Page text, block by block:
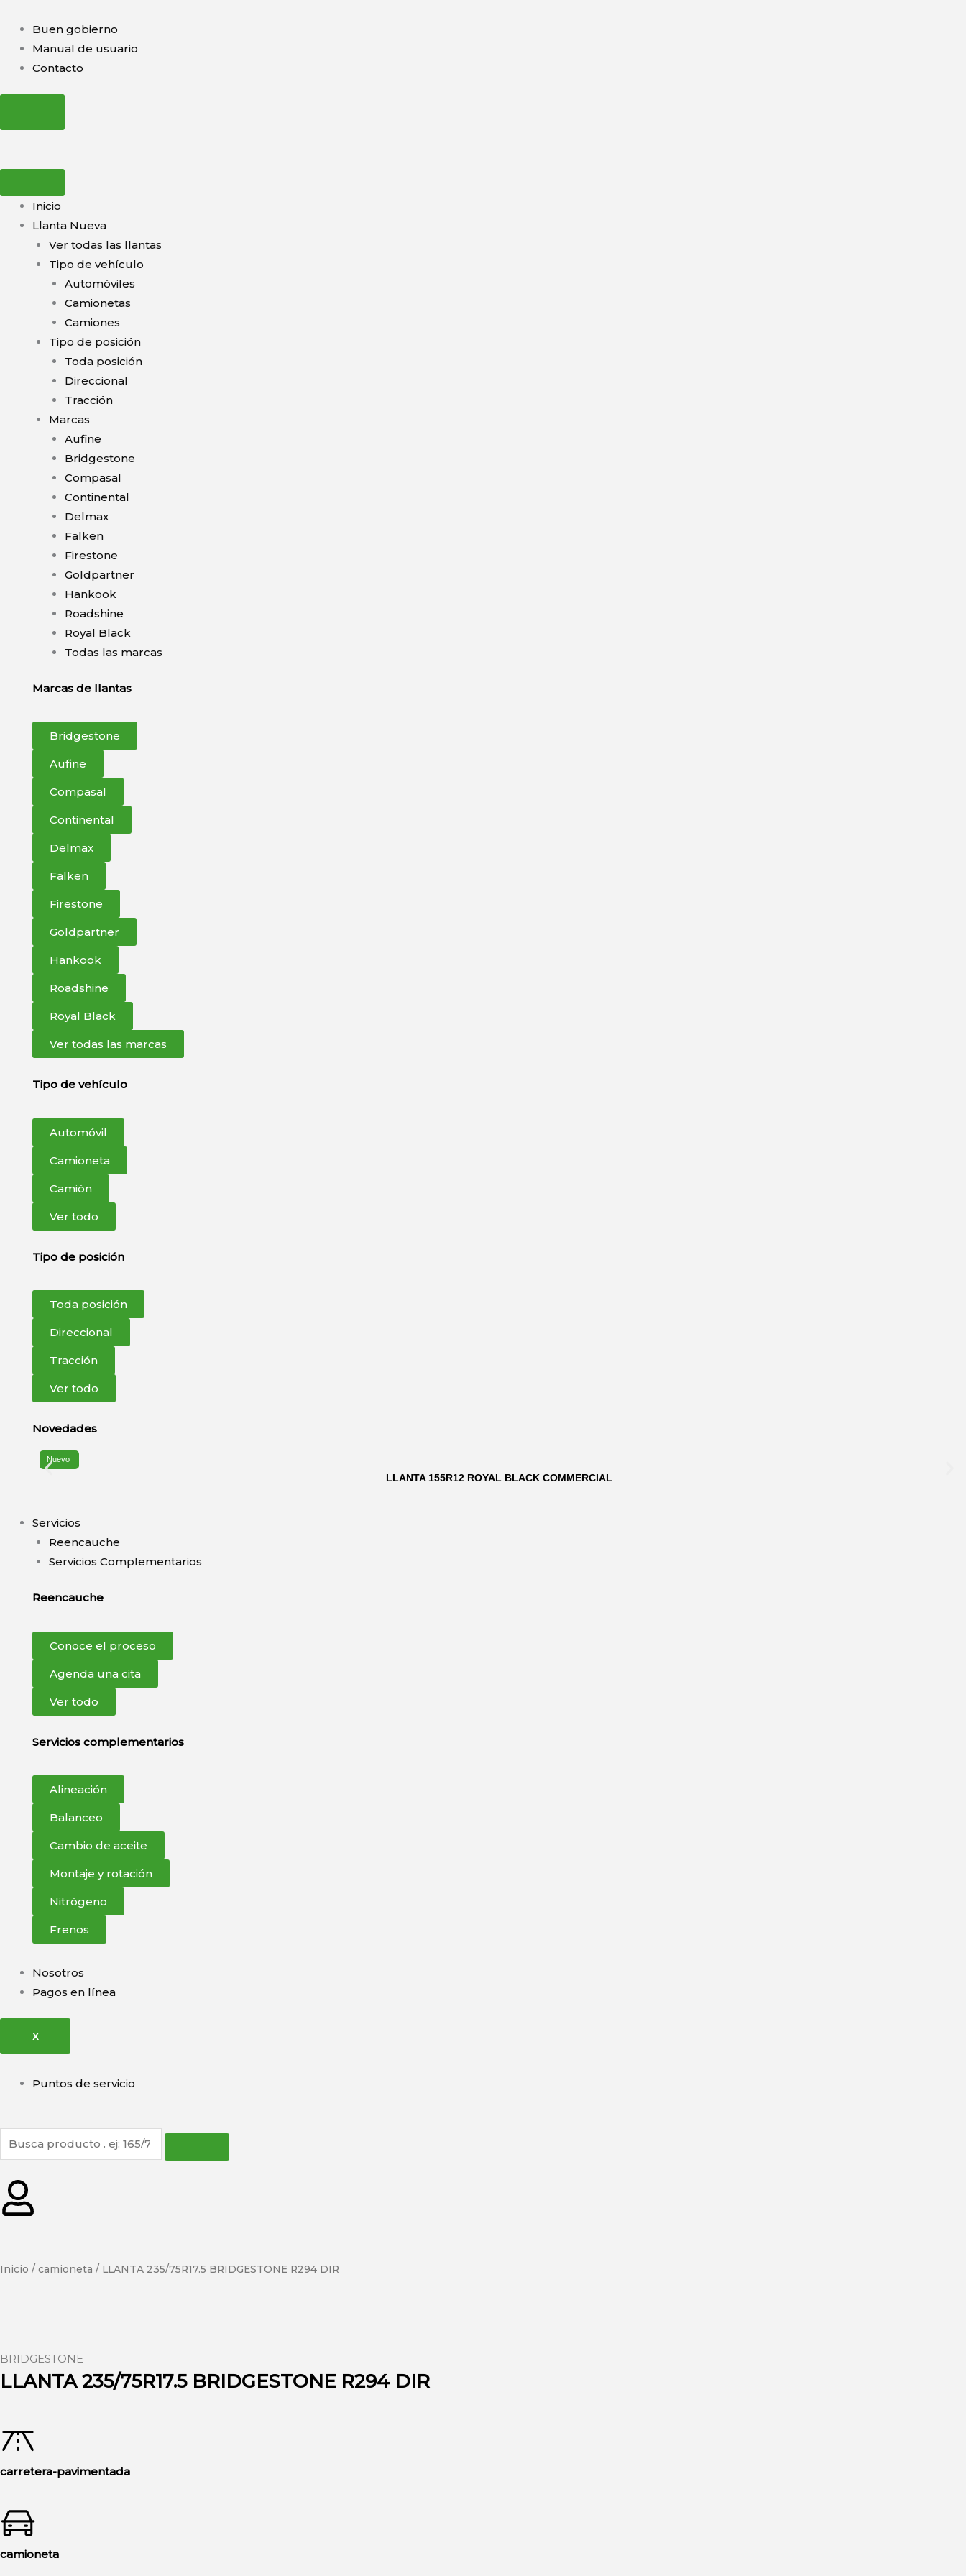
contenido
Buen gobierno
Manual de usuario
Contacto
Inicio
Llanta Nueva
Ver todas las llantas
Tipo de vehículo
Automóviles
Camionetas
Camiones
Tipo de posición
Toda posición
Direccional
Tracción
Marcas
Aufine
Bridgestone
Compasal
Continental
Delmax
Falken
Firestone
Goldpartner
Hankook
Roadshine
Royal Black
Todas las marcas
Marcas de llantas
Bridgestone
Aufine
Compasal
Continental
Delmax
Falken
Firestone
Goldpartner
Hankook
Roadshine
Royal Black
Ver todas las marcas
Tipo de vehículo
Automóvil
Camioneta
Camión
Ver todo
Tipo de posición
Toda posición
Direccional
Tracción
Ver todo
Novedades
LLANTA 155R12 ROYAL BLACK COMMERCIAL
Nuevo
Servicios
Reencauche
Servicios Complementarios
Reencauche
Conoce el proceso
Agenda una cita
Ver todo
Servicios complementarios
Alineación
Balanceo
Cambio de aceite
Montaje y rotación
Nitrógeno
Frenos
Nosotros
Pagos en línea
X
Puntos de servicio
Inicio / camioneta / LLANTA 235/75R17.5 BRIDGESTONE R294 DIR
BRIDGESTONE
LLANTA 235/75R17.5 BRIDGESTONE R294 DIR
carretera-pavimentada
camioneta